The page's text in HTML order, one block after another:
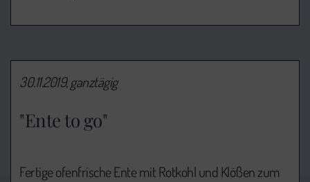
"Ente to go"
30.11.2019, ganztägig
Fertige ofenfrische Ente mit Rotkohl und Klößen zum